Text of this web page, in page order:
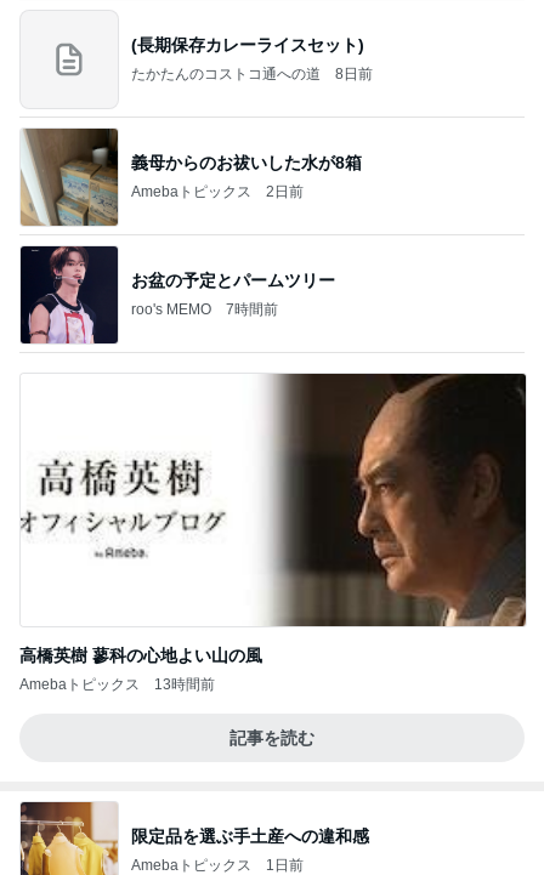
(長期保存カレーライスセット)
たかたんのコストコ通への道 8日前
義母からのお祓いした水が8箱
Amebaトピックス 2日前
お盆の予定とパームツリー
roo's MEMO 7時間前
高橋英樹 蓼科の心地よい山の風
Amebaトピックス 13時間前
記事を読む
限定品を選ぶ手土産への違和感
Amebaトピックス 1日前